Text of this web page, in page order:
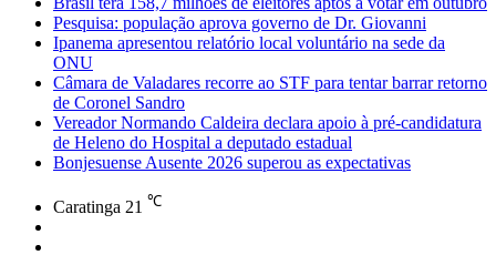
Pesquisa: população aprova governo de Dr. Giovanni
Ipanema apresentou relatório local voluntário na sede da
ONU
Câmara de Valadares recorre ao STF para tentar barrar retorno
de Coronel Sandro
Vereador Normando Caldeira declara apoio à pré-candidatura
de Heleno do Hospital a deputado estadual
Bonjesuense Ausente 2026 superou as expectativas
Caratinga 21 ℃